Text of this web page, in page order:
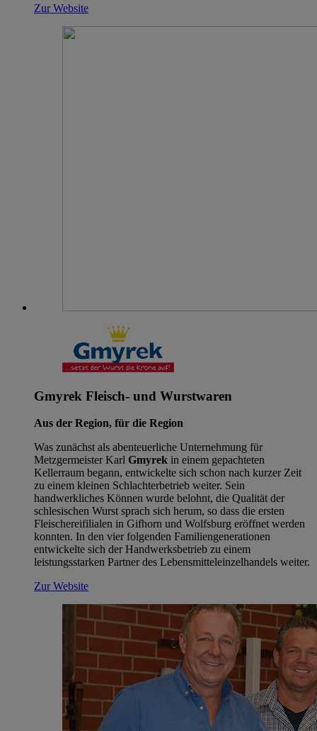
Zur Website
Gmyrek Fleisch- und Wurstwaren
Aus der Region, für die Region
Was zunächst als abenteuerliche Unternehmung für
Metzgermeister Karl Gmyrek in einem gepachteten
Kellerraum begann, entwickelte sich schon nach kurzer Zeit
zu einem kleinen Schlachterbetrieb weiter. Sein
handwerkliches Können wurde belohnt, die Qualität der
schlesischen Wurst sprach sich herum, so dass die ersten
Fleischereifilialen in Gifhorn und Wolfsburg eröffnet werden
konnten. In den vier folgenden Familiengenerationen
entwickelte sich der Handwerksbetrieb zu einem
leistungsstarken Partner des Lebensmitteleinzelhandels weiter.
Zur Website